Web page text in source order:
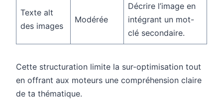
Texte alt
des images
Modérée
Décrire l’image en
intégrant un mot-
clé secondaire.
Cette structuration limite la sur-optimisation tout
en offrant aux moteurs une compréhension claire
de ta thématique.